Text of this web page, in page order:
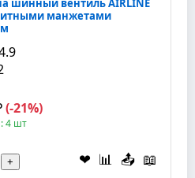
шинный вентиль AIRLINE
манжетами
(-21%)
4 шт
+ ❤ 📊 📤 📖